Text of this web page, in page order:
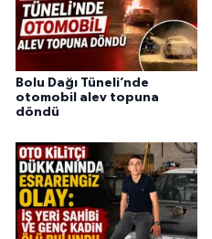
Bolu Dağı Tüneli’nde
otomobil alev topuna
döndü